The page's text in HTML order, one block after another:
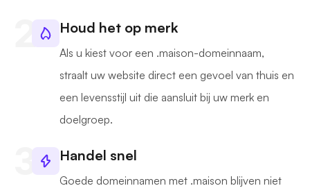
Houd het op merk
Als u kiest voor een .maison-domeinnaam,
straalt uw website direct een gevoel van thuis en
een levensstijl uit die aansluit bij uw merk en
doelgroep.
Handel snel
Goede domeinnamen met .maison blijven niet